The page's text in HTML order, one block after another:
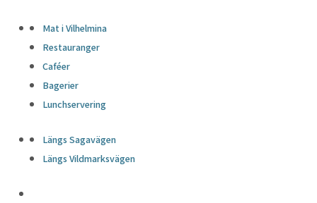
Mat i Vilhelmina
Restauranger
Caféer
Bagerier
Lunchservering
Längs Sagavägen
Längs Vildmarksvägen